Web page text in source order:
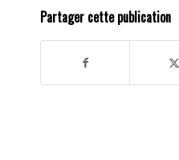
Partager cette publication